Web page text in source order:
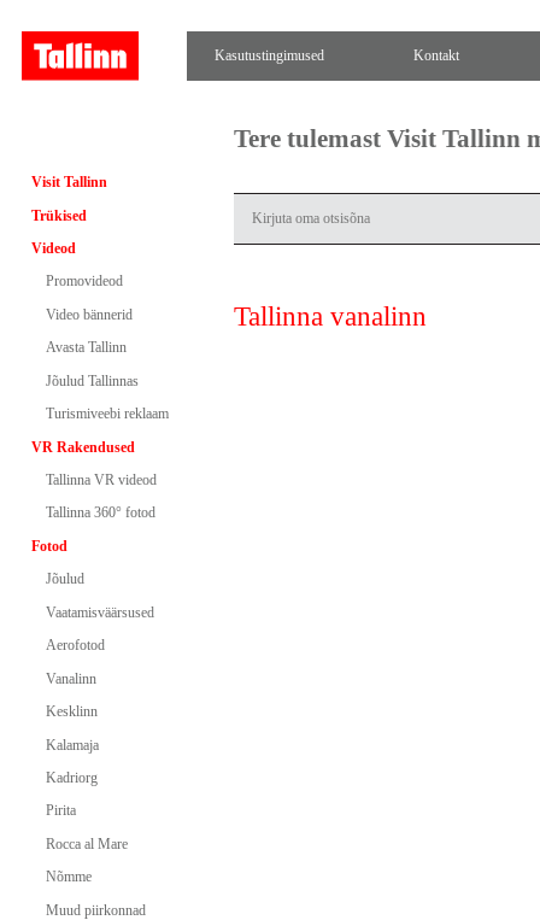
Kasutustingimused Kontakt
Visit Tallinn
Trükised
Videod
Promovideod
Video bännerid
Avasta Tallinn
Jõulud Tallinnas
Turismiveebi reklaam
VR Rakendused
Tallinna VR videod
Tallinna 360° fotod
Fotod
Jõulud
Vaatamisväärsused
Aerofotod
Vanalinn
Kesklinn
Kalamaja
Kadriorg
Pirita
Rocca al Mare
Nõmme
Muud piirkonnad
Tere tulemast Visit Tallinn
Tallinna vanalinn